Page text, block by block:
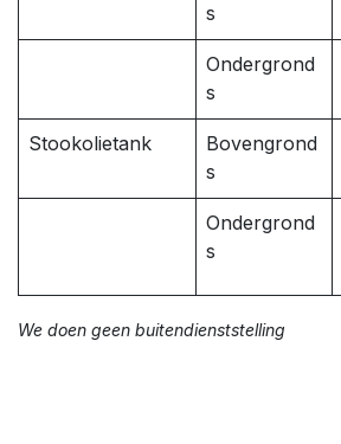
s
Ondergrond
s
Stookolietank
Bovengrond
s
Ondergrond
s
We doen geen buitendienststelling